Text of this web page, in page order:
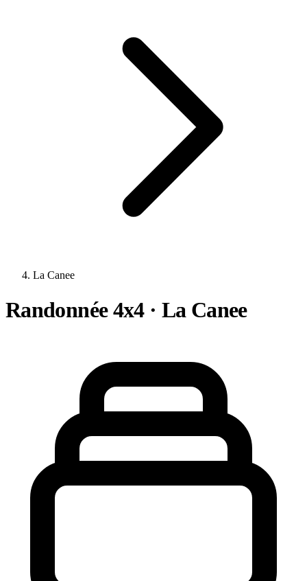
La Canee
Randonnée 4x4 · La Canee